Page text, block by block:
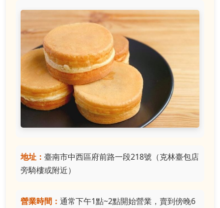
地址： 臺南市中西區府前路一段218號（克林臺包店
旁騎樓或附近）
營業時間： 通常下午1點~2點開始營業，賣到傍晚6